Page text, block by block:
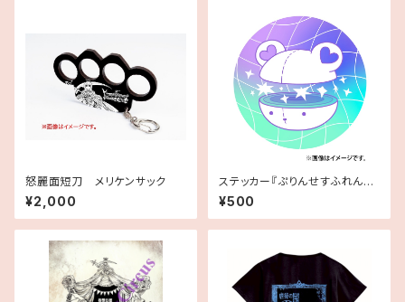
怒麗面短刀 メリケンサック
¥2,000
ステッカー『ぷりんせすふれんず
♡くまるちばーす』
¥500